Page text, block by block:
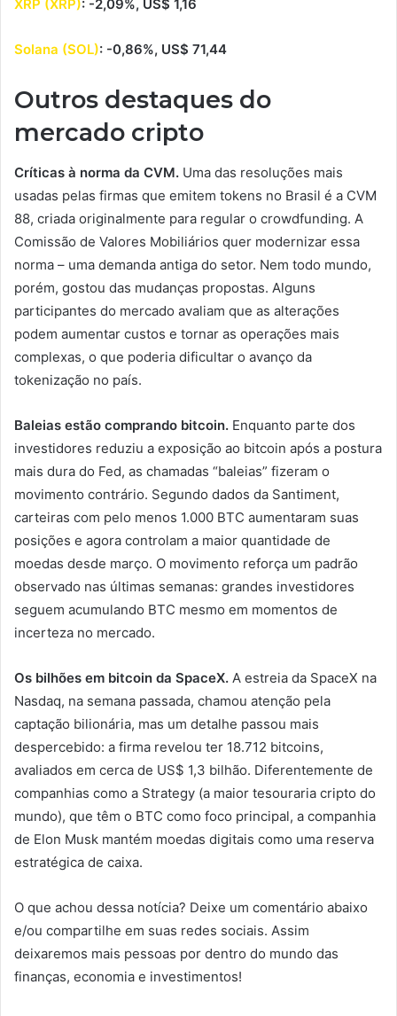
XRP (XRP): -2,09%, US$ 1,16
Solana (SOL): -0,86%, US$ 71,44
Outros destaques do
mercado cripto
Críticas à norma da CVM. Uma das resoluções mais
usadas pelas firmas que emitem tokens no Brasil é a CVM
88, criada originalmente para regular o crowdfunding. A
Comissão de Valores Mobiliários quer modernizar essa
norma – uma demanda antiga do setor. Nem todo mundo,
porém, gostou das mudanças propostas. Alguns
participantes do mercado avaliam que as alterações
podem aumentar custos e tornar as operações mais
complexas, o que poderia dificultar o avanço da
tokenização no país.
Baleias estão comprando bitcoin. Enquanto parte dos
investidores reduziu a exposição ao bitcoin após a postura
mais dura do Fed, as chamadas “baleias” fizeram o
movimento contrário. Segundo dados da Santiment,
carteiras com pelo menos 1.000 BTC aumentaram suas
posições e agora controlam a maior quantidade de
moedas desde março. O movimento reforça um padrão
observado nas últimas semanas: grandes investidores
seguem acumulando BTC mesmo em momentos de
incerteza no mercado.
Os bilhões em bitcoin da SpaceX. A estreia da SpaceX na
Nasdaq, na semana passada, chamou atenção pela
captação bilionária, mas um detalhe passou mais
despercebido: a firma revelou ter 18.712 bitcoins,
avaliados em cerca de US$ 1,3 bilhão. Diferentemente de
companhias como a Strategy (a maior tesouraria cripto do
mundo), que têm o BTC como foco principal, a companhia
de Elon Musk mantém moedas digitais como uma reserva
estratégica de caixa.
O que achou dessa notícia? Deixe um comentário abaixo
e/ou compartilhe em suas redes sociais. Assim
deixaremos mais pessoas por dentro do mundo das
finanças, economia e investimentos!